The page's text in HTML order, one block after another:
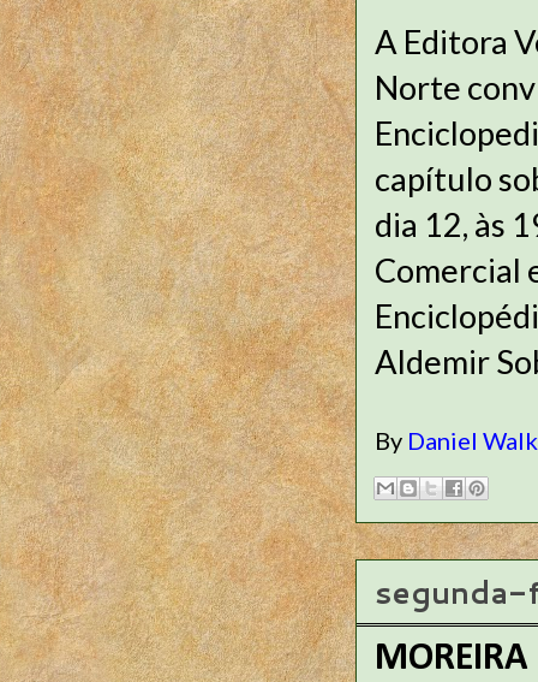
A Editora
Norte
capítulo
dia 12, às
Comercial
Aldemir
By Daniel
segunda-
MOREIRA